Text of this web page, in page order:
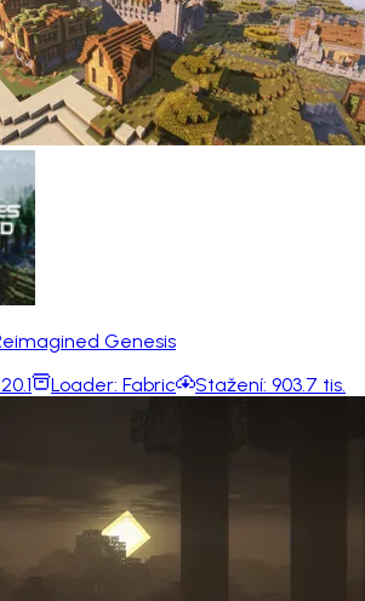
Genesis
Loader: Fabric Stažení: 903.7 tis.